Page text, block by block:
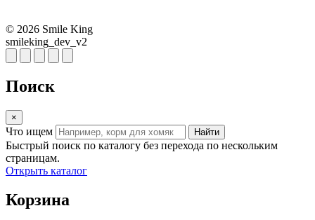
© 2026 Smile King
smileking_dev_v2
Поиск
×
Что ищем Найти
Быстрый поиск по каталогу без перехода по нескольким
страницам.
Открыть каталог
Корзина